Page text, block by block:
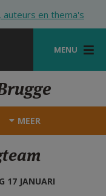
en thema's
MENU
MEER
17 JANUARI